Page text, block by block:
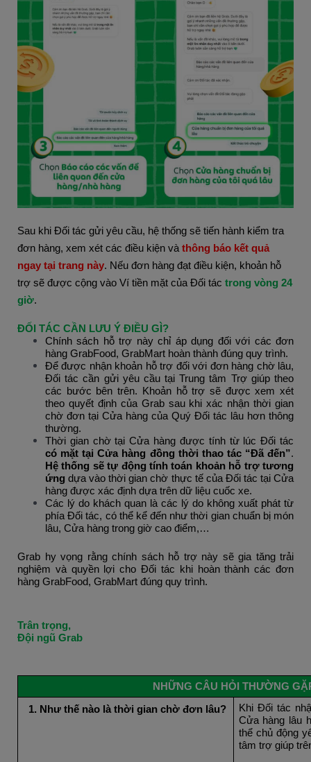
Sau khi Đối tác gửi yêu cầu, hệ thống sẽ tiến hành kiểm tra
đơn hàng, xem xét các điều kiện và thông báo kết quả
ngay tại trang này. Nếu đơn hàng đạt điều kiện, khoản hỗ
trợ sẽ được cộng vào Ví tiền mặt của Đối tác trong vòng 24
giờ.
ĐỐI TÁC CẦN LƯU Ý ĐIỀU GÌ?
Chính sách hỗ trợ này chỉ áp dụng đối với các đơn
hàng GrabFood, GrabMart hoàn thành đúng quy trình.
Để được nhận khoản hỗ trợ đối với đơn hàng chờ lâu,
Đối tác cần gửi yêu cầu tại Trung tâm Trợ giúp theo
các bước bên trên.
Khoản hỗ trợ sẽ được xem xét
theo quyết định của Grab sau khi xác nhận thời gian
chờ đơn tại Cửa hàng của Quý Đối tác lâu hơn thông
thường.
Thời gian chờ tại Cửa hàng được
có mặt tại Cửa hàng đồng thời thao tác “Đã đến”
Hệ thống sẽ tự động tính toán khoản hỗ trợ tương
ứng dựa vào thời gian chờ thực tế của Đối tác tại Cửa
hàng được xác định dựa trên dữ liệu cuốc xe.
Các lý do khách quan là các lý do không xuất phát từ
phía Đối tác, có thể kể đến như thời gian chuẩn bị món
lâu, Cửa hàng trong giờ cao điểm,…
Grab hy vọng rằng chính sách hỗ trợ này sẽ gia tăng trải
nghiệm và quyền lợi cho Đối tác khi hoàn thành các đơn
hàng GrabFood, GrabMart đúng quy trình.
Trân trọng,
Đội ngũ Grab
NHỮNG CÂU HỎI THƯỜNG
Như thế nào là thời gian chờ đơn lâu?
Khi Đối tác
Cửa hàng lâu
thể chủ động
tâm trợ giúp